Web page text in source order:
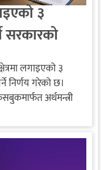
३
सरकारको
लगाइएको ३
निर्णय गरेको छ।
अर्थमन्त्री